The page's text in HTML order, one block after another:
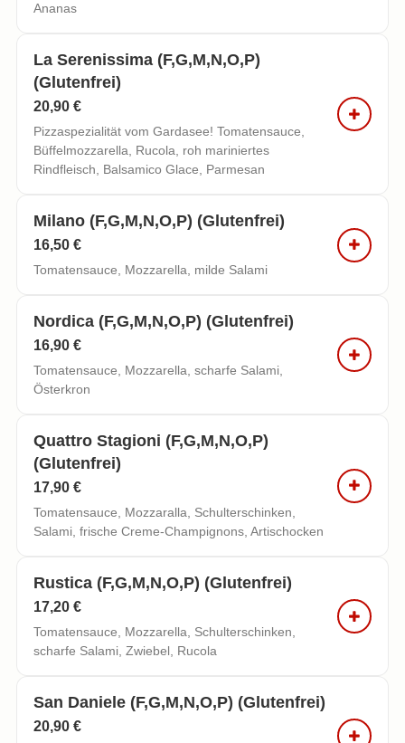
Ananas
La Serenissima (f,g,m,n,o,p)
(glutenfrei)
20,90 €
Pizzaspezialität vom Gardasee! Tomatensauce,
Büffelmozzarella, Rucola, roh mariniertes
Rindfleisch, Balsamico Glace, Parmesan
Milano (f,g,m,n,o,p) (glutenfrei)
16,50 €
Tomatensauce, Mozzarella, milde Salami
Nordica (f,g,m,n,o,p) (glutenfrei)
16,90 €
Tomatensauce, Mozzarella, scharfe Salami,
Österkron
Quattro Stagioni (f,g,m,n,o,p)
(glutenfrei)
17,90 €
Tomatensauce, Mozzaralla, Schulterschinken,
Salami, frische Creme-Champignons, Artischocken
Rustica (f,g,m,n,o,p) (glutenfrei)
17,20 €
Tomatensauce, Mozzarella, Schulterschinken,
scharfe Salami, Zwiebel, Rucola
San Daniele (f,g,m,n,o,p) (glutenfrei)
20,90 €